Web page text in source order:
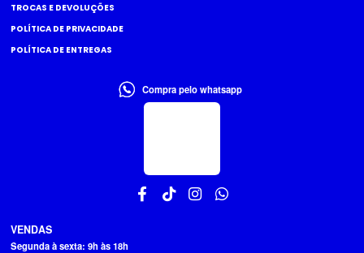
TROCAS E DEVOLUÇÕES
POLÍTICA DE PRIVACIDADE
POLÍTICA DE ENTREGAS
Compra pelo whatsapp
VENDAS
Segunda à sexta: 9h às 18h